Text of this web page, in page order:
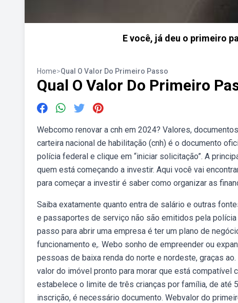
E você, já deu o primeiro
Home>Qual O Valor Do Primeiro Passo
Qual O Valor Do Primeiro
Webcomo renovar a cnh em 2024? Valores,
carteira nacional de habilitação (cnh) é o documento
polícia federal e clique em “iniciar solicitação”. A
quem está começando a investir. Aqui você vai
para começar a investir é saber como organizar as
Saiba exatamente quanto entra de salário e outras
e passaportes de serviço não são emitidos pela
passo para abrir uma empresa é ter um plano de
funcionamento e,. Webo sonho de empreender ou
pessoas de baixa renda do norte e nordeste, graças
valor do imóvel pronto para morar que está compatível
estabelece o limite de três crianças por família, de até
inscrição, é necessário documento. Webvalor do